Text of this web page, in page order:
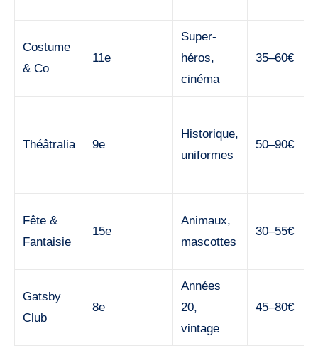
Costume
& Co
11e
Super-
héros,
cinéma
35–60€
Théâtralia 9e
Historique,
uniformes
50–90€
Fête &
Fantaisie
15e
Animaux,
mascottes
30–55€
Gatsby
Club
8e
Années
20,
vintage
45–80€